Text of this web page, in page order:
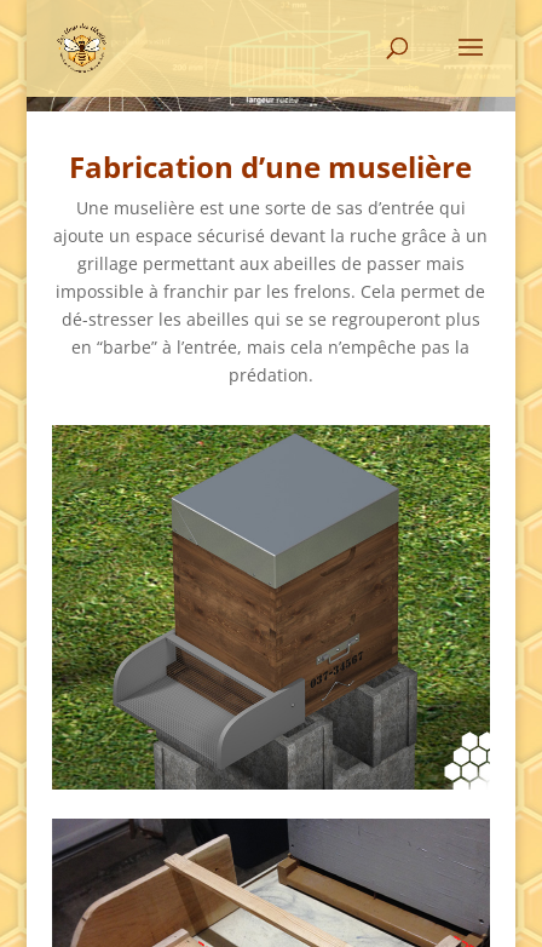
Fabrication d’une muselière
Une muselière est une sorte de sas d’entrée qui
ajoute un espace sécurisé devant la ruche grâce à un
grillage permettant aux abeilles de passer mais
impossible à franchir par les frelons. Cela permet de
dé-stresser les abeilles qui se se regrouperont plus
en “barbe” à l’entrée, mais cela n’empêche pas la
prédation.